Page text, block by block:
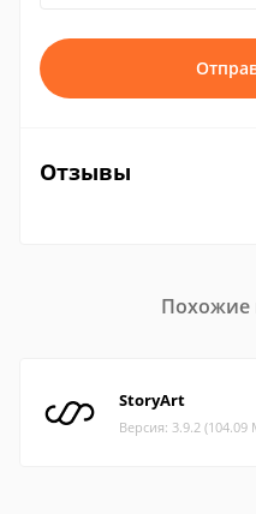
Отзывы
Похожие
StoryArt
Версия: 3.9.2 (104.09